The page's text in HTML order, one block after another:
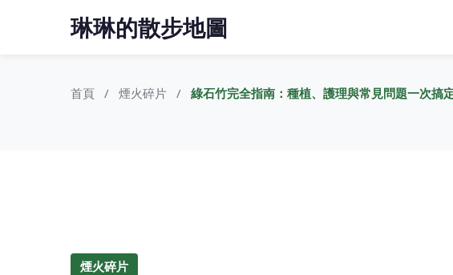
琳琳的散步地圖
首頁 煙火碎片 綠石竹完全指南：種植、護理與常見問題一次搞
煙火碎片